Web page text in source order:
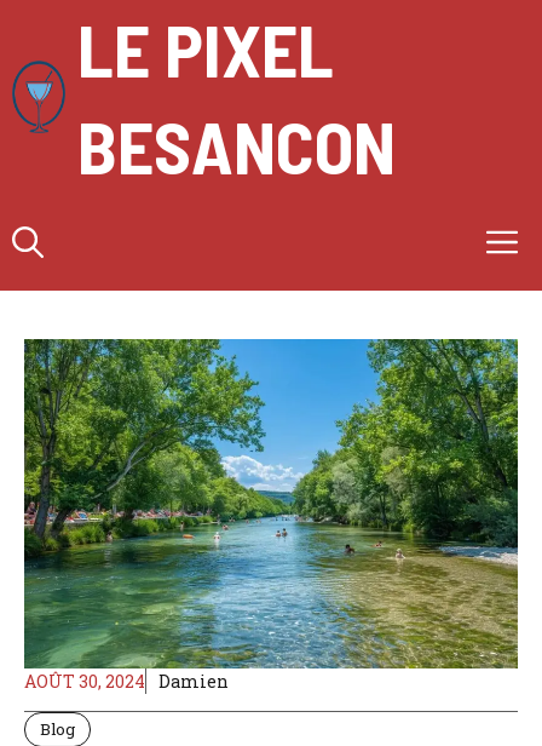
contenu LE PIXEL
BESANCON
AOÛT 30, 2024 Damien
Blog